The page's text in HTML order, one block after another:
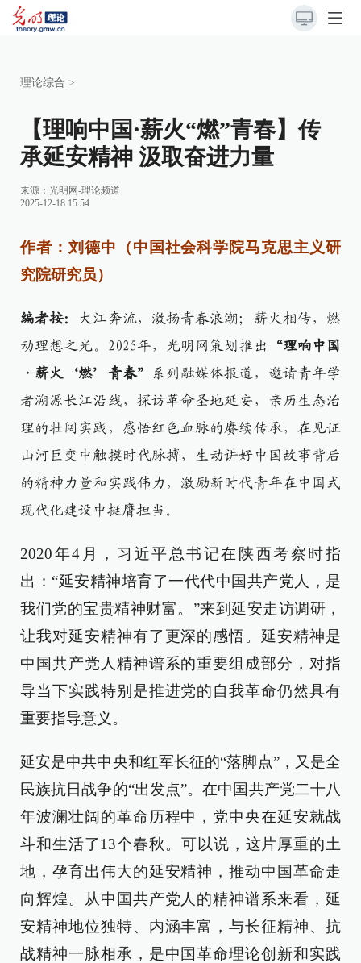
理论综合 >
【理响中国·薪火“燃”青春】传
承延安精神 汲取奋进力量
来源： 光明网-理论频道
2025-12-18 15:54
作者：刘德中（中国社会科学院马克思主义研
究院研究员）
编者按：
大江奔流，激扬青春浪潮；薪火相传，燃
动理想之光。 2025年，光明网策划推出
“理响中国
·薪火‘燃’青春”
系列融媒体报道，邀请青年学
者溯源长江沿线，探访革命圣地延安，亲历生态治
理的壮阔实践，感悟红色血脉的赓续传承，在见证
山河巨变中触摸时代脉搏，生动讲好中国故事背后
的精神力量和实践伟力，激励新时代青年在中国式
现代化建设中挺膺担当。
2020年4月，习近平总书记在陕西考察时指
出：“延安精神培育了一代代中国共产党人，是
我们党的宝贵精神财富。”来到延安走访调研，
让我对延安精神有了更深的感悟。延安精神是
中国共产党人精神谱系的重要组成部分，对指
导当下实践特别是推进党的自我革命仍然具有
重要指导意义。
延安是中共中央和红军长征的“落脚点”，又是全
民族抗日战争的“出发点”。在中国共产党二十八
年波澜壮阔的革命历程中，党中央在延安就战
斗和生活了13个春秋。可以说，这片厚重的土
地，孕育出伟大的延安精神，推动中国革命走
向辉煌。从中国共产党人的精神谱系来看，延
安精神地位独特、内涵丰富，与长征精神、抗
战精神一脉相承，是中国革命理论创新和实践